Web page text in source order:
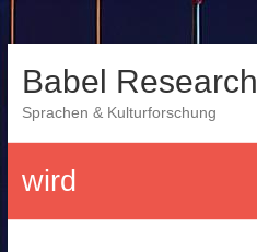
Babel Research
Sprachen & Kulturforschung
wird